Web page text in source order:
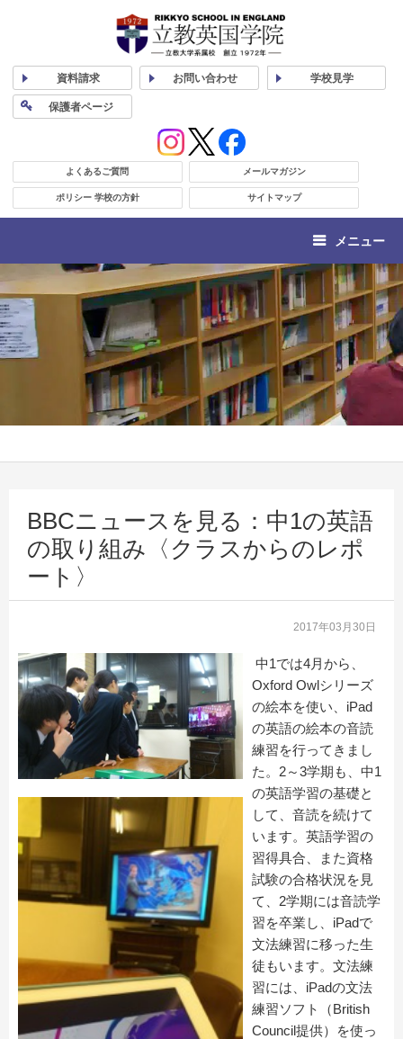
資料請求 お問い合わせ 学校見学
保護者ページ
よくあるご質問 メールマガジン
ポリシー 学校の方針 サイトマップ
メニュー
BBCニュースを見る：中1の英語
の取り組み〈クラスからのレポ
ート〉
2017年03月30日
中1では4月から、
Oxford Owlシリーズ
の絵本を使い、iPad
の英語の絵本の音読
練習を行ってきまし
た。2～3学期も、中1
の英語学習の基礎と
して、音読を続けて
います。英語学習の
習得具合、また資格
試験の合格状況を見
て、2学期には音読学
習を卒業し、iPadで
文法練習に移った生
徒もいます。文法練
習には、iPadの文法
練習ソフト（British
Council提供）を使っ